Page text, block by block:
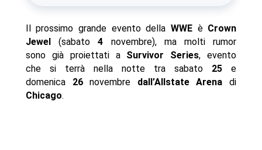
Il prossimo grande evento della WWEè Crown
Jewel
(sabato 4 novembre), ma molti rumor
sono già proiettati aSurvivor Series, evento
che si terrà nella notte tra sabato 25 e
domenica 26novembre dall’Allstate Arena di
Chicago.